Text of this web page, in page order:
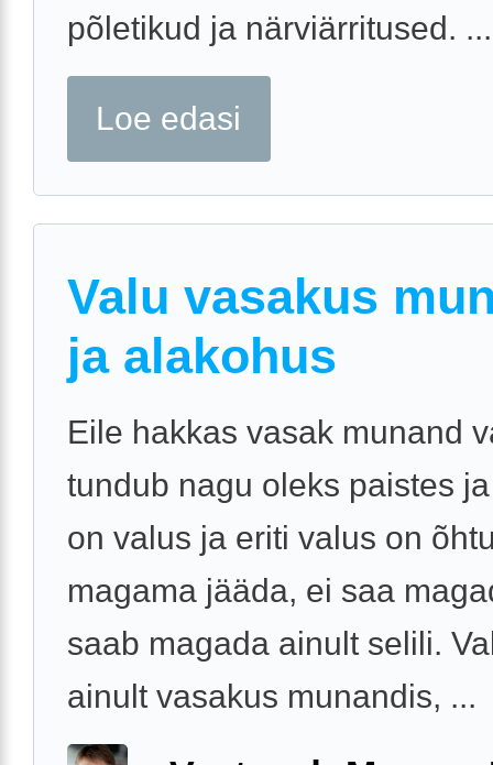
põletikud ja närviärritused. ...
Loe edasi
Valu vasakus
ja alakohus
Eile hakkas vasak munand
tundub nagu oleks paistes
on valus ja eriti valus on
magama jääda, ei saa
saab magada ainult selili.
ainult vasakus munandis, ...